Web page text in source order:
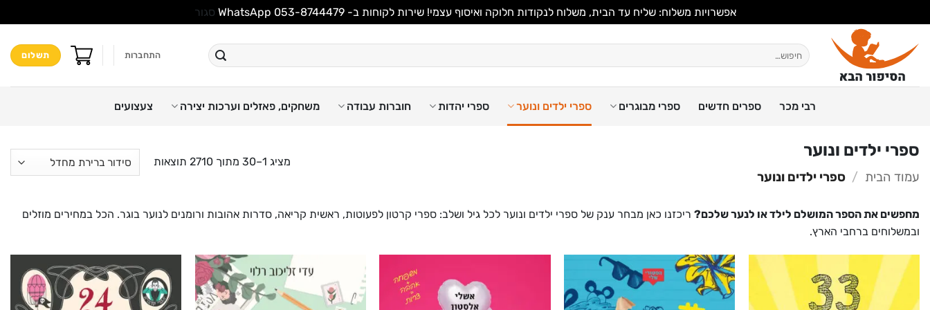
אפשרויות משלוח: שליח עד הבית, משלוח לנקודות חלוקה ואיסוף עצמי! שירות לקוחות ב- WhatsApp 053-8744479
סגור
content
חיפוש
עבור:
התחברות תשלום
רבי מכר ספרים חדשים ספרי מבוגרים ספרי ילדים ונוער ספרי יהדות חוברות עבודה משחקים, פאזלים וערכות יצירה צעצועים
ספרי ילדים ונוער
עמוד הבית / ספרי ילדים ונוער
מציג 1–30 מתוך 2710 תוצאות
מחפשים את הספר המושלם לילד או לנער שלכם? ריכזנו כאן מבחר ענק של ספרי ילדים ונוער לכל גיל ושלב: ספרי קרטון לפעוטות, ראשית קריאה, סדרות אהובות ורומנים לנוער בוגר. הכל במחירים מוזלים
ובמשלוחים ברחבי הארץ.